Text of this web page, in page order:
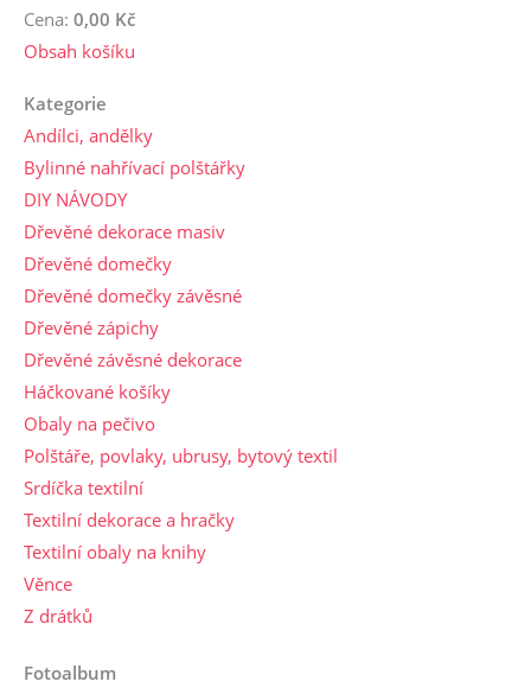
Cena: 0,00 Kč
Obsah košíku
Kategorie
Andílci, andělky
Bylinné nahřívací polštářky
DIY NÁVODY
Dřevěné dekorace masiv
Dřevěné domečky
Dřevěné domečky závěsné
Dřevěné zápichy
Dřevěné závěsné dekorace
Háčkované košíky
Obaly na pečivo
Polštáře, povlaky, ubrusy, bytový textil
Srdíčka textilní
Textilní dekorace a hračky
Textilní obaly na knihy
Věnce
Z drátků
Fotoalbum